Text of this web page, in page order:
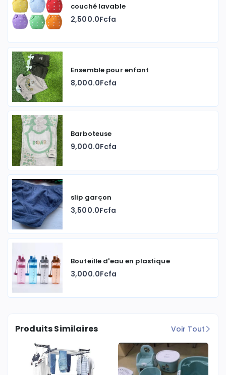
couché lavable
2,500.0Fcfa
Ensemble pour enfant
8,000.0Fcfa
Barboteuse
9,000.0Fcfa
slip garçon
3,500.0Fcfa
Bouteille d'eau en plastique
3,000.0Fcfa
Produits Similaires Voir Tout